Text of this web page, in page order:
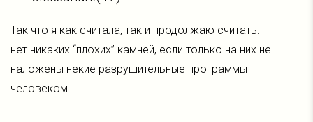
Так что я как считала, так и продолжаю считать:
нет никаких “плохих” камней, если только на них не
наложены некие разрушительные программы
человеком